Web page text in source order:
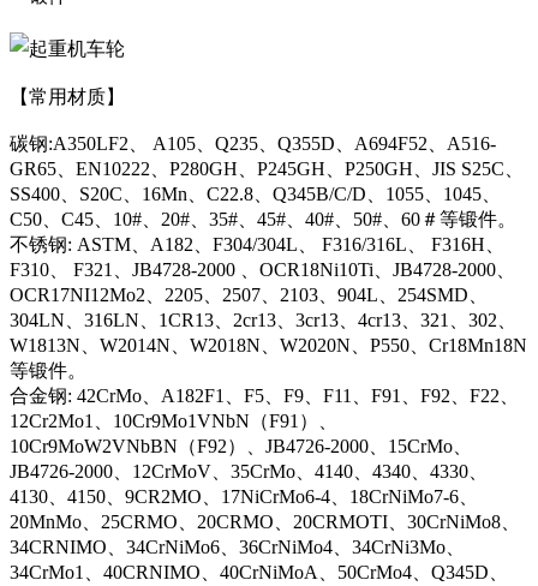
【常用材质】
碳钢:A350LF2、 A105、Q235、Q355D、A694F52、A516-
GR65、EN10222、P280GH、P245GH、P250GH、JIS S25C、
SS400、S20C、16Mn、C22.8、Q345B/C/D、1055、1045、
C50、C45、10#、20#、35#、45#、40#、50#、60＃等锻件。
不锈钢: ASTM、A182、F304/304L、 F316/316L、 F316H、
F310、 F321、JB4728-2000 、OCR18Ni10Ti、JB4728-2000、
OCR17NI12Mo2、2205、2507、2103、904L、254SMD、
304LN、316LN、1CR13、2cr13、3cr13、4cr13、321、302、
W1813N、W2014N、W2018N、W2020N、P550、Cr18Mn18N
等锻件。
合金钢: 42CrMo、A182F1、F5、F9、F11、F91、F92、F22、
12Cr2Mo1、10Cr9Mo1VNbN（F91）、
10Cr9MoW2VNbBN（F92）、JB4726-2000、15CrMo、
JB4726-2000、12CrMoV、35CrMo、4140、4340、4330、
4130、4150、9CR2MO、17NiCrMo6-4、18CrNiMo7-6、
20MnMo、25CRMO、20CRMO、20CRMOTI、30CrNiMo8、
34CRNIMO、34CrNiMo6、36CrNiMo4、34CrNi3Mo、
34CrMo1、40CRNIMO、40CrNiMoA、50CrMo4、Q345D、